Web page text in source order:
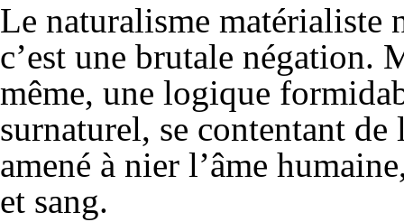
Le naturalisme matérialiste
c’est une brutale négation.
même, une logique
surnaturel, se contentant
amené à nier l’âme
et sang.